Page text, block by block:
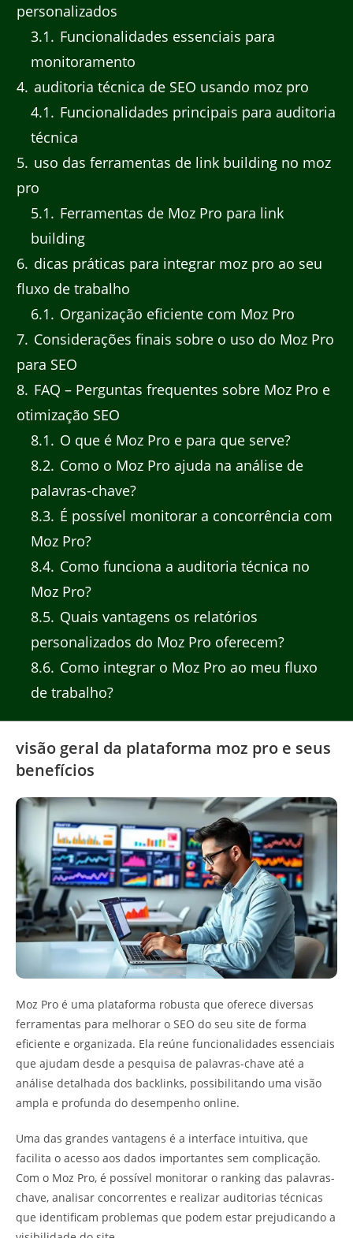
personalizados
3.1
Funcionalidades essenciais para
monitoramento
4 auditoria técnica de SEO usando moz pro
4.1
Funcionalidades principais para auditoria
técnica
5 uso das ferramentas de link building no moz
pro
5.1
Ferramentas de Moz Pro para link
building
6 dicas práticas para integrar moz pro ao seu
fluxo de trabalho
6.1
Organização eficiente com Moz Pro
7 Considerações finais sobre o uso do Moz Pro
para SEO
8 FAQ – Perguntas frequentes sobre Moz Pro e
otimização SEO
8.1
O que é Moz Pro e para que serve?
8.2 Como o Moz Pro ajuda na análise de
palavras-chave?
8.3 É possível monitorar a concorrência com
Moz Pro?
8.4 Como funciona a auditoria técnica no
Moz Pro?
8.5 Quais vantagens os relatórios
personalizados do Moz Pro oferecem?
8.6 Como integrar o Moz Pro ao meu fluxo
de trabalho?
visão geral da plataforma moz pro e seus
benefícios
Moz Pro é uma plataforma robusta que oferece diversas
ferramentas para melhorar o SEO do seu site de forma
eficiente e organizada. Ela reúne funcionalidades essenciais
que ajudam desde a pesquisa de palavras-chave até a
análise detalhada dos backlinks, possibilitando uma visão
ampla e profunda do desempenho online.
Uma das grandes vantagens é a interface intuitiva, que
facilita o acesso aos dados importantes sem complicação.
Com o Moz Pro, é possível monitorar o ranking das palavras-
chave, analisar concorrentes e realizar auditorias técnicas
que identificam problemas que podem estar prejudicando a